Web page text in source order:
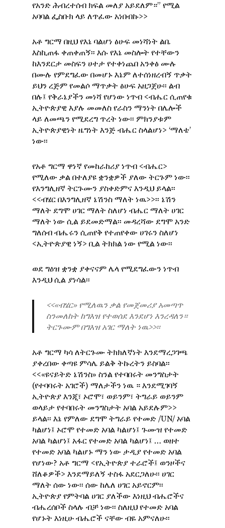
የአንድ ሕብረተሰብ ክፍል መለያ አይደለም።” የሚል
አባባል ፌስቡክ ላይ ለጥፈው አነበብኩ>>
አቶ ግርማ በዚህ የእኔ ባልሆነ ፅሁፍ መነሻነት ልቤ
እስኪጠፋ ቀጠቀጠኝ፡፡ እሱ የእኔ መስሎት የተቸውን
ከእንደርታ መስፍን ሀተታ የተቀነጨበ አንቀፅ ሙሉ
በሙሉ የምደግፈው በመሆኑ እኔም ለተሰነዘረብኝ ጥቃት
ይህን ረጅም የመልሶ ማጥቃት ፅሁፍ አዘጋጀሁ፡፡ ልብ
በሉ፤ የቅራኔያችን መነሻ የሆነው ነጥብ <ብሔር ሲጠየቁ
ኢትዮጵያዊ እያሉ መመለስ የራስን ማንነት በሌሎች
ላይ ለመጫን የሚደረግ ጥረት ነው፡፡ ምክንያቱም
ኢትዮጵያዊነት ዜግነት እንጅ ብሔር ስላልሆነ> ‘ማለቴ’
ነው፡፡
የአቶ ግርማ ዋነኛ የመከራከሪያ ነጥብ <ብሔር>
የሚለው ቃል በተለያዩ ቋንቋዎች ያለው ትርጉም ነው፡፡
የእንግሊዘኛ ትርጉሙን ያስቀድምና እንዲህ ይላል፡፡
<<ብሄር በእንግሊዘኛ ኔሽንስ ማለት ነዉ>>፡፡ ኔሽን
ማለት ደግሞ ሀገር ማለት ስለሆነ ብሔር ማለት ሀገር
ማለት ነው ሲል ይደመድማል፡፡ መዳረሻው ደግሞ አንድ
ግለሰብ ብሔሩን ሲጠየቅ የተጠየቀው ሀገሩን ስለሆነ
<ኢትዮጵያዊ ነኝ> ቢል ትክክል ነው የሚል ነው፡፡
ወደ ግዕዝ ቋንቋ ያቀናናም ሌላ የሚደግፈውን ነጥብ
እንዲህ ሲል ያነሳል፡፡
<<«ብሄር» የሚለዉን ቃል የመጀመሪያ አመጣጥ
ስንመለከት ከግእዝ የተወሰደ እንደሆነ እንረዳለን።
ትርጉሙም በግእዝ አገር ማለት ነዉ>>፡፡
አቶ ግርማ ካሳ ለትርጉሙ ትክክለኛነት እንደማረጋገጫ
ያቀረበው ቀጣዩ ምሳሌ ይልቅ ትኩረትን ይስባል፡፡
<<«ዩናይትድ ኔሽንስ» ስንል የተባበሩት መንግስታት
(የተባባሩት አገሮች) ማለታችን ነዉ ። እንደሚገባኝ
ኢትዮጵያ እንጂ፣ ኦሮሞ፣ ወይንም፣ ትግራይ ወይንም
ወላይታ የተባበሩት መንግስታት አባል አይደሉም>>
ይላል፡፡ እኔ የምለው ደግሞ ትግራይ የተመድ /UN/ አባል
ካልሆነ፤ ኦሮሞ የተመድ አባል ካልሆነ፤ ጉሙዝ የተመድ
አባል ካልሆነ፤ አፋር የተመድ አባል ካልሆነ፤ … ወዘተ
የተመድ አባል ካልሆኑ ማን ነው ታዲያ የተመድ አባል
የሆነው? አቶ ግርማ <የኢትዮጵያ ተራሮች፤ ወንዞችና
ሸለቆዎች> እንደማይለኝ ተስፋ አደርጋለሁ፡፡ ሀገር
ማለት ሰው ነው፡፡ ሰው ከሌለ ሀገር አይኖርም፡፡
ኢትዮጵያ የምትባል ሀገር ያለችው እነዚህ ብሔሮችና
ብሔረሰቦች ስላሉ ብቻ ነው፡፡ ስለዚህ የተመድ አባል
የሆኑት እነዚሁ ብሔሮች ናቸው ብዬ አምናለሁ፡፡